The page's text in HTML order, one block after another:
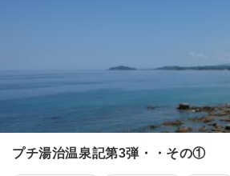
プチ湯治温泉記第3弾・・その①